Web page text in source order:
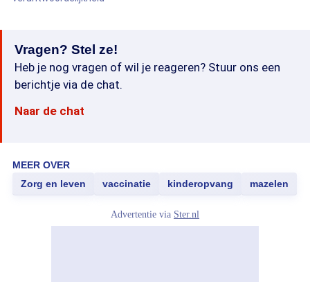
Vragen? Stel ze!
Heb je nog vragen of wil je reageren? Stuur ons een
berichtje via de chat.
Naar de chat
MEER OVER
Zorg en leven
vaccinatie kinderopvang mazelen
Advertentie via Ster.nl